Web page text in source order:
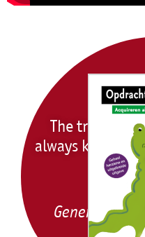
The truth of
always know
hard
Generaal H.